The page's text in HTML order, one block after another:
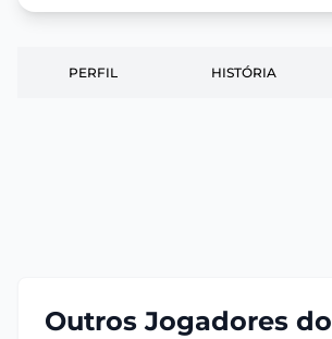
PERFIL HISTÓRIA
Outros Jogadores do